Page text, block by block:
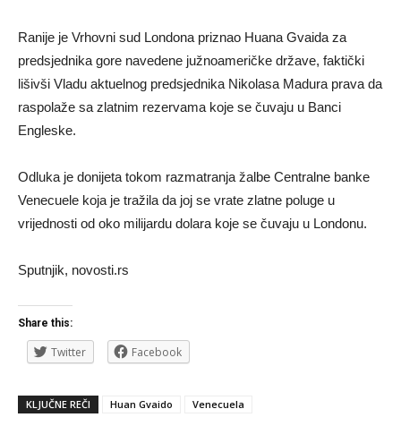
Ranije je Vrhovni sud Londona priznao Huana Gvaida za
predsjednika gore navedene južnoameričke države, faktički
lišivši Vladu aktuelnog predsjednika Nikolasa Madura prava da
raspolaže sa zlatnim rezervama koje se čuvaju u Banci
Engleske.
Odluka je donijeta tokom razmatranja žalbe Centralne banke
Venecuele koja je tražila da joj se vrate zlatne poluge u
vrijednosti od oko milijardu dolara koje se čuvaju u Londonu.
Sputnjik, novosti.rs
Share this:
Twitter Facebook
KLJUČNE REČI Huan Gvaido Venecuela